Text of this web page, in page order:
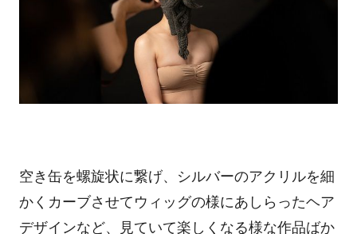
空き缶を螺旋状に繋げ、シルバーのアクリルを細
かくカーブさせてウィッグの様にあしらったヘア
デザインなど、見ていて楽しくなる様な作品ばか